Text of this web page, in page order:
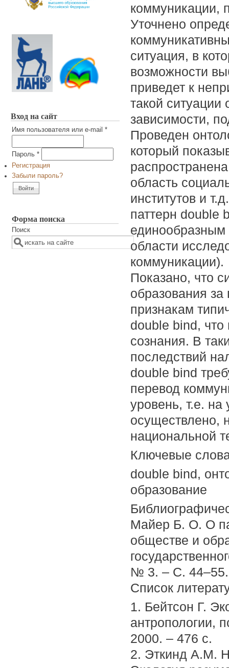
Вход на сайт
Имя пользователя или e-mail *
Пароль *
Регистрация
Забыли пароль?
Форма поиска
Поиск
коммуникации,
Уточнено
ситуация, в
возможности
приведет к
такой
зависимости,
Проведен
который
область
институтов и
паттерн double
единообразным
области
коммуникации).
Показано, что
образования
признакам
double bind,
сознания. В
последствий
double bind
перевод
уровень, т.е.
осуществлено,
национальной
Ключевые
double bind,
образование
Майер Б. О. О
обществе и
№ 3. – С. 44–55.
Список
1. Бейтсон Г.
антропологии,
2000. – 476 с.
2. Эткинд A.M.